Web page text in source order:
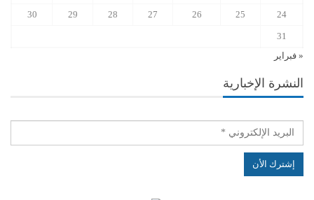
24
25
26
27
28
29
30
31
« فبراير
النشرة الإخبارية